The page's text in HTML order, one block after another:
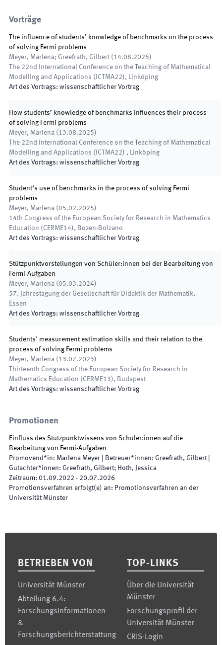
Vorträge
The influence of students’ knowledge of benchmarks on the process
of solving Fermi problems
Meyer, Marlena; Greefrath, Gilbert ( 14.08.2025)
The 22nd International Conference on the Teaching of Mathematical
Modelling and Applications (ICTMA22), Linköping
Art des Vortrags: wissenschaftlicher Vortrag
How students’ knowledge of benchmarks influences their process
of solving Fermi problems
Meyer, Marlena ( 13.08.2025)
The 22nd International Conference on the Teaching of Mathematical
Modelling and Applications (ICTMA22) , Linköping
Art des Vortrags: wissenschaftlicher Vortrag
Student‘s use of benchmarks in the process of solving Fermi
problems
Meyer, Marlena (05.02.2025)
14th Congress of the European Society for Research in Mathematics
Education (CERME14), Bozen-Bolzano
Art des Vortrags: wissenschaftlicher Vortrag
Stützpunktvorstellungen von Schüler:innen bei der Bearbeitung von
Fermi-Aufgaben
Meyer, Marlena (05.03.2024)
57. Jahrestagung der Gesellschaft für Didaktik der Mathematik,
Essen
Art des Vortrags: wissenschaftlicher Vortrag
Students' measurement estimation skills and their relation to the
process of solving Fermi problems
Meyer, Marlena ( 13.07.2023)
Thirteenth Congress of the European Society for Research in
Mathematics Education (CERME13), Budapest
Art des Vortrags: wissenschaftlicher Vortrag
Promotionen
Einfluss des Stützpunktwissens von Schüler:innen auf die
Bearbeitung von Fermi-Aufgaben
Promovend*in: Marlena Meyer Betreuer*innen: Greefrath, Gilbert
Gutachter*innen: Greefrath, Gilbert; Hoth, Jessica
Zeitraum: 01.09.2022 - 20.07.2026
Promotionsverfahren erfolgt(e) an: Promotionsverfahren an der
Universität Münster
BETRIEBEN VON
Universität Münster
Abteilung 6.4:
Forschungsinformationen
&
Forschungsberichterstattung
TOP-LINKS
Über die Universität
Münster
Forschungsprofil der
Universität Münster
CRIS-Login